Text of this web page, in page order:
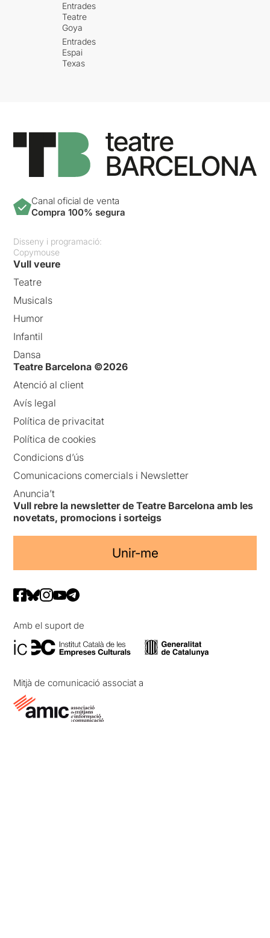
Entrades
Teatre
Goya
Entrades
Espai
Texas
Canal oficial de venta
Compra 100% segura
Disseny i programació:
Copymouse
Vull veure
Teatre
Musicals
Humor
Infantil
Dansa
Teatre Barcelona ©2026
Atenció al client
Avís legal
Política de privacitat
Política de cookies
Condicions d’ús
Comunicacions comercials i Newsletter
Anuncia’t
Vull rebre la newsletter de Teatre Barcelona amb les
novetats, promocions i sorteigs
Unir-me
Amb el suport de
Mitjà de comunicació associat a